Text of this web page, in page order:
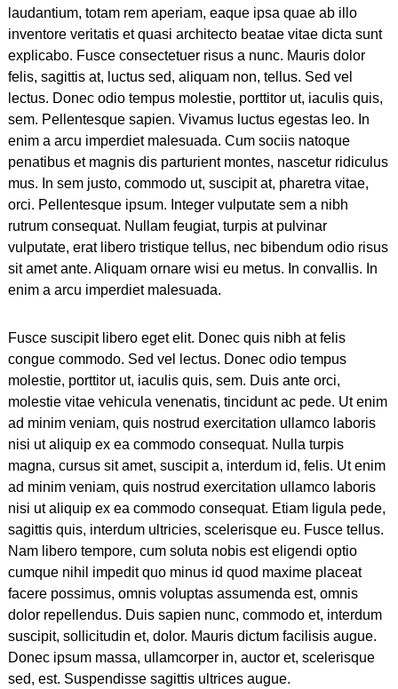
laudantium, totam rem aperiam, eaque ipsa quae ab illo
inventore veritatis et quasi architecto beatae vitae dicta sunt
explicabo. Fusce consectetuer risus a nunc. Mauris dolor
felis, sagittis at, luctus sed, aliquam non, tellus. Sed vel
lectus. Donec odio tempus molestie, porttitor ut, iaculis quis,
sem. Pellentesque sapien. Vivamus luctus egestas leo. In
enim a arcu imperdiet malesuada. Cum sociis natoque
penatibus et magnis dis parturient montes, nascetur ridiculus
mus. In sem justo, commodo ut, suscipit at, pharetra vitae,
orci. Pellentesque ipsum. Integer vulputate sem a nibh
rutrum consequat. Nullam feugiat, turpis at pulvinar
vulputate, erat libero tristique tellus, nec bibendum odio risus
sit amet ante. Aliquam ornare wisi eu metus. In convallis. In
enim a arcu imperdiet malesuada.
Fusce suscipit libero eget elit. Donec quis nibh at felis
congue commodo. Sed vel lectus. Donec odio tempus
molestie, porttitor ut, iaculis quis, sem. Duis ante orci,
molestie vitae vehicula venenatis, tincidunt ac pede. Ut enim
ad minim veniam, quis nostrud exercitation ullamco laboris
nisi ut aliquip ex ea commodo consequat. Nulla turpis
magna, cursus sit amet, suscipit a, interdum id, felis. Ut enim
ad minim veniam, quis nostrud exercitation ullamco laboris
nisi ut aliquip ex ea commodo consequat. Etiam ligula pede,
sagittis quis, interdum ultricies, scelerisque eu. Fusce tellus.
Nam libero tempore, cum soluta nobis est eligendi optio
cumque nihil impedit quo minus id quod maxime placeat
facere possimus, omnis voluptas assumenda est, omnis
dolor repellendus. Duis sapien nunc, commodo et, interdum
suscipit, sollicitudin et, dolor. Mauris dictum facilisis augue.
Donec ipsum massa, ullamcorper in, auctor et, scelerisque
sed, est. Suspendisse sagittis ultrices augue.